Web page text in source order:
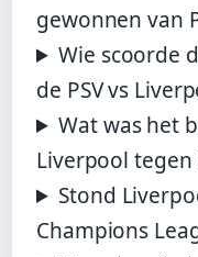
gewonnen van
Wie scoorde
de PSV vs
Wat was het
Liverpool tegen
Stond
Champions